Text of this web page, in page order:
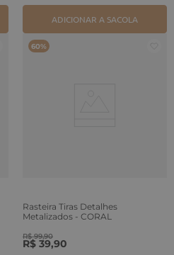
ADICIONAR A SACOLA
60%
Rasteira Tiras Detalhes
Metalizados - CORAL
R$ 99,90
R$ 39,90